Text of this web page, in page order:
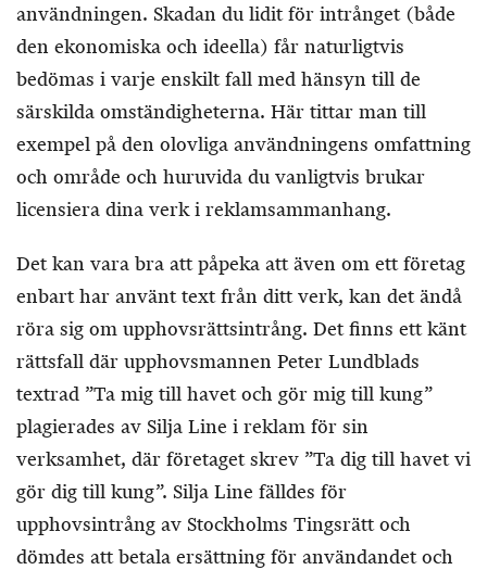
användningen. Skadan du lidit för intrånget (både
den ekonomiska och ideella) får naturligtvis
bedömas i varje enskilt fall med hänsyn till de
särskilda omständigheterna. Här tittar man till
exempel på den olovliga användningens omfattning
och område och huruvida du vanligtvis brukar
licensiera dina verk i reklamsammanhang.
Det kan vara bra att påpeka att även om ett företag
enbart har använt text från ditt verk, kan det ändå
röra sig om upphovsrättsintrång. Det finns ett känt
rättsfall där upphovsmannen Peter Lundblads
textrad ”Ta mig till havet och gör mig till kung”
plagierades av Silja Line i reklam för sin
verksamhet, där företaget skrev ”Ta dig till havet vi
gör dig till kung”. Silja Line fälldes för
upphovsintrång av Stockholms Tingsrätt och
dömdes att betala ersättning för användandet och